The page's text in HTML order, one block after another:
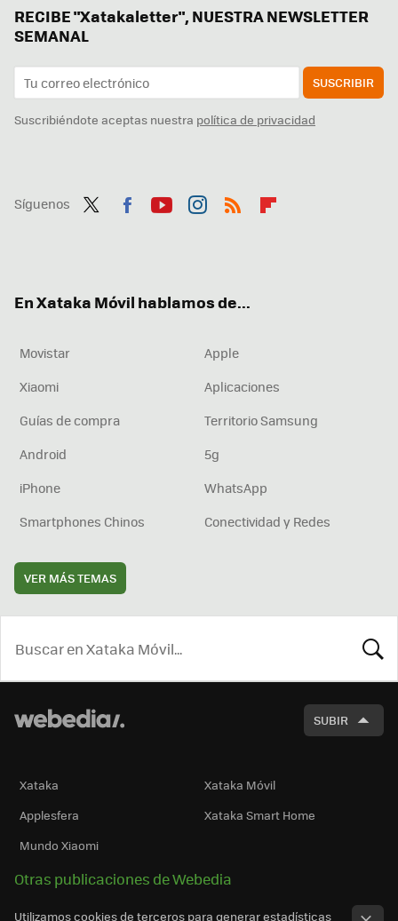
RECIBE "Xatakaletter", NUESTRA NEWSLETTER
SEMANAL
SUSCRIBIR
Suscribiéndote aceptas nuestra política de privacidad
Síguenos
En Xataka Móvil hablamos de...
Movistar
Apple
Xiaomi
Aplicaciones
Guías de compra
Territorio Samsung
Android
5g
iPhone
WhatsApp
Smartphones Chinos
Conectividad y Redes
VER MÁS TEMAS
SUBIR
Xataka
Xataka Móvil
Applesfera
Xataka Smart Home
Mundo Xiaomi
Otras publicaciones de Webedia
Utilizamos cookies de terceros para generar estadísticas